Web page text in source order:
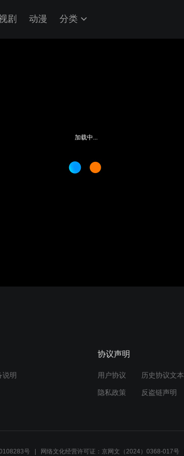
剧 动漫 分类
加载中...
说明
协议声明
用户协议 历史协议文本
隐私政策 反盗链声明
号 网络文化经营许可证：京网文（2024）0368-017号